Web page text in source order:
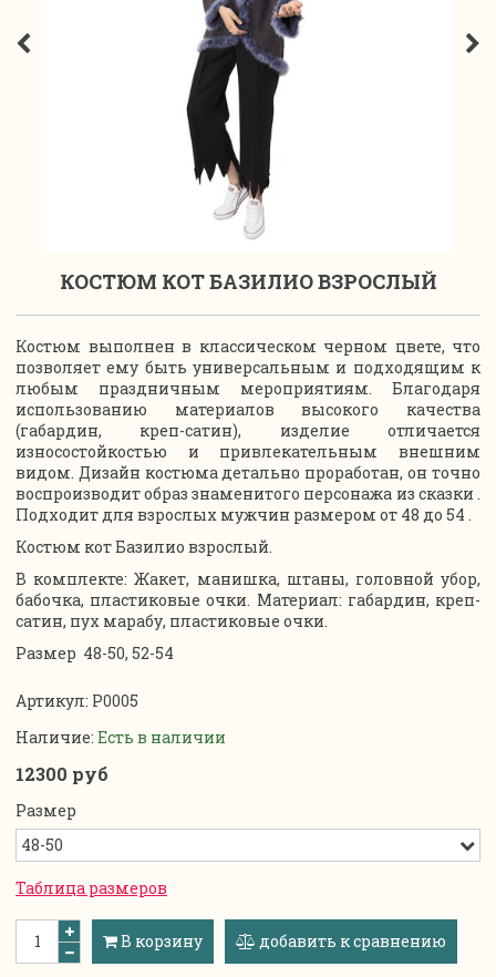
КОСТЮМ КОТ БАЗИЛИО ВЗРОСЛЫЙ
Костюм выполнен в классическом черном цвете, что
позволяет ему быть универсальным и подходящим к
любым праздничным мероприятиям. Благодаря
использованию материалов высокого качества
(габардин, креп-сатин), изделие отличается
износостойкостью и привлекательным внешним
видом. Дизайн костюма детально проработан, он точно
воспроизводит образ знаменитого персонажа из сказки .
Подходит для взрослых мужчин размером от 48 до 54 .
Костюм кот Базилио взрослый.
В комплекте: Жакет, манишка, штаны, головной убор,
бабочка, пластиковые очки. Материал: габардин, креп-
сатин, пух марабу, пластиковые очки.
Размер 48-50, 52-54
Артикул: P0005
Наличие: Есть в наличии
12300 руб
Размер
Таблица размеров
В корзину добавить к сравнению